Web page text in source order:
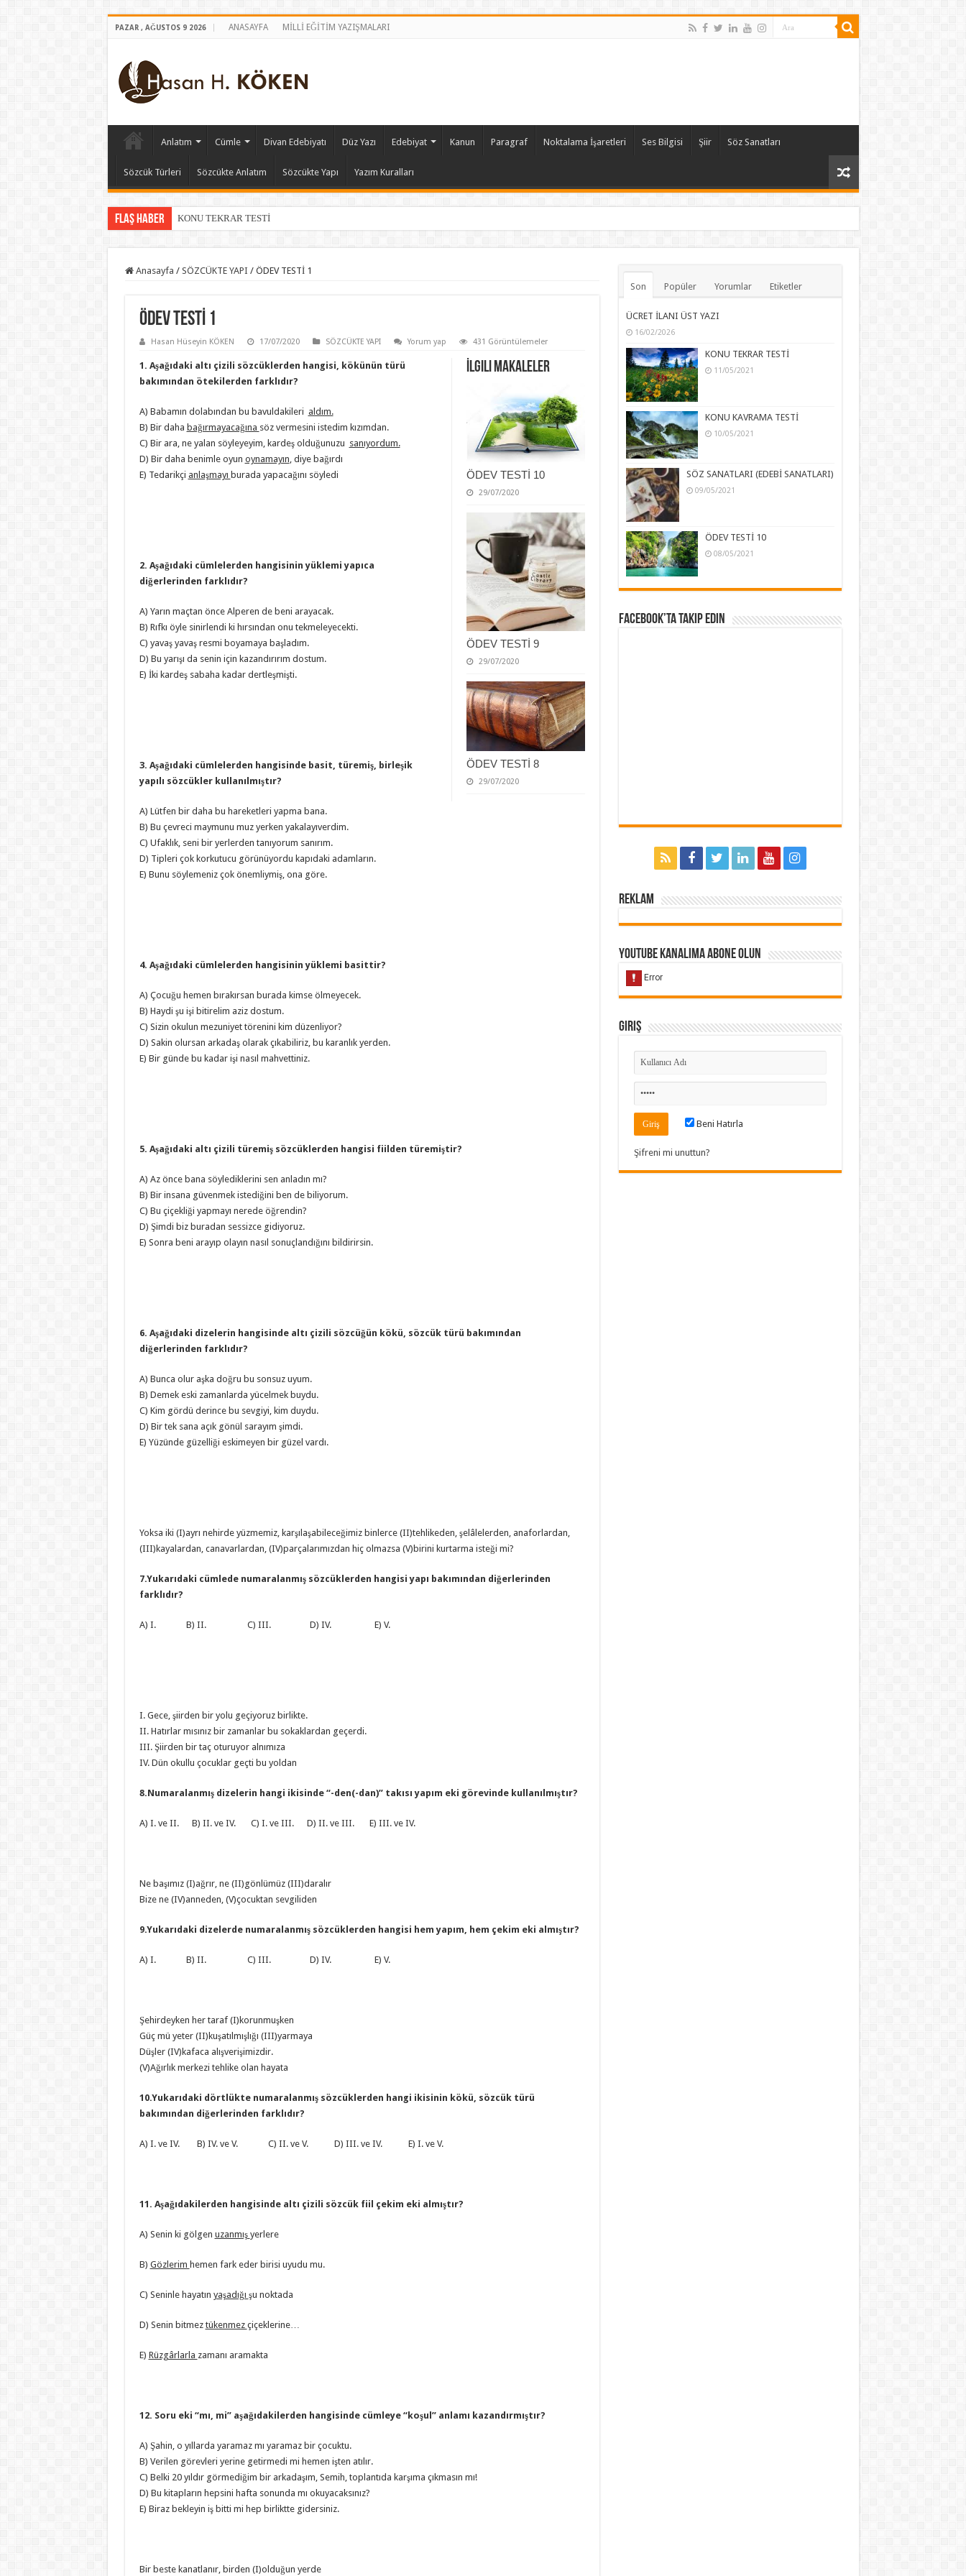
PAZAR , AĞUSTOS 9 2026 ANASAYFA MİLLİ EĞİTİM YAZIŞMALARI
Anlatım Cümle Divan Edebiyatı Düz Yazı Edebiyat Kanun Paragraf Noktalama İşaretleri Ses Bilgisi Şiir Söz Sanatları
Sözcük Türleri Sözcükte Anlatım Sözcükte Yapı Yazım Kuralları
Flaş Haber KONU TEKRAR TESTİ
Anasayfa / SÖZCÜKTE YAPI / ÖDEV TESTİ 1
ÖDEV TESTİ 1
Hasan Hüseyin KÖKEN 17/07/2020 SÖZCÜKTE YAPI Yorum yap 431 Görüntülemeler
İlgili Makaleler
ÖDEV TESTİ 10
29/07/2020
ÖDEV TESTİ 9
29/07/2020
ÖDEV TESTİ 8
29/07/2020
1. Aşağıdaki altı çizili sözcüklerden hangisi, kökünün türü
bakımından ötekilerden farklıdır?
A) Babamın dolabından bu bavuldakileri aldım.
B) Bir daha bağırmayacağına söz vermesini istedim kızımdan.
C) Bir ara, ne yalan söyleyeyim, kardeş olduğunuzu sanıyordum.
D) Bir daha benimle oyun oynamayın, diye bağırdı
E) Tedarikçi anlaşmayı burada yapacağını söyledi
2. Aşağıdaki cümlelerden hangisinin yüklemi yapıca
diğerlerinden farklıdır?
A) Yarın maçtan önce Alperen de beni arayacak.
B) Rıfkı öyle sinirlendi ki hırsından onu tekmeleyecekti.
C) yavaş yavaş resmi boyamaya başladım.
D) Bu yarışı da senin için kazandırırım dostum.
E) İki kardeş sabaha kadar dertleşmişti.
3. Aşağıdaki cümlelerden hangisinde basit, türemiş, birleşik
yapılı sözcükler kullanılmıştır?
A) Lütfen bir daha bu hareketleri yapma bana.
B) Bu çevreci maymunu muz yerken yakalayıverdim.
C) Ufaklık, seni bir yerlerden tanıyorum sanırım.
D) Tipleri çok korkutucu görünüyordu kapıdaki adamların.
E) Bunu söylemeniz çok önemliymiş, ona göre.
4. Aşağıdaki cümlelerden hangisinin yüklemi basittir?
A) Çocuğu hemen bırakırsan burada kimse ölmeyecek.
B) Haydi şu işi bitirelim aziz dostum.
C) Sizin okulun mezuniyet törenini kim düzenliyor?
D) Sakin olursan arkadaş olarak çıkabiliriz, bu karanlık yerden.
E) Bir günde bu kadar işi nasıl mahvettiniz.
5. Aşağıdaki altı çizili türemiş sözcüklerden hangisi fiilden türemiştir?
A) Az önce bana söylediklerini sen anladın mı?
B) Bir insana güvenmek istediğini ben de biliyorum.
C) Bu çiçekliği yapmayı nerede öğrendin?
D) Şimdi biz buradan sessizce gidiyoruz.
E) Sonra beni arayıp olayın nasıl sonuçlandığını bildirirsin.
6. Aşağıdaki dizelerin hangisinde altı çizili sözcüğün kökü, sözcük türü bakımından
diğerlerinden farklıdır?
A) Bunca olur aşka doğru bu sonsuz uyum.
B) Demek eski zamanlarda yücelmek buydu.
C) Kim gördü derince bu sevgiyi, kim duydu.
D) Bir tek sana açık gönül sarayım şimdi.
E) Yüzünde güzelliği eskimeyen bir güzel vardı.
Yoksa iki (I)ayrı nehirde yüzmemiz, karşılaşabileceğimiz binlerce (II)tehlikeden, şelâlelerden, anaforlardan,
(III)kayalardan, canavarlardan, (IV)parçalarımızdan hiç olmazsa (V)birini kurtarma isteği mi?
7.Yukarıdaki cümlede numaralanmış sözcüklerden hangisi yapı bakımından diğerlerinden
farklıdır?
A) I. B) II. C) III. D) IV. E) V.
I. Gece, şiirden bir yolu geçiyoruz birlikte.
II. Hatırlar mısınız bir zamanlar bu sokaklardan geçerdi.
III. Şiirden bir taç oturuyor alnımıza
IV. Dün okullu çocuklar geçti bu yoldan
8.Numaralanmış dizelerin hangi ikisinde “-den(-dan)” takısı yapım eki görevinde kullanılmıştır?
A) I. ve II. B) II. ve IV. C) I. ve III. D) II. ve III. E) III. ve IV.
Ne başımız (I)ağrır, ne (II)gönlümüz (III)daralır
Bize ne (IV)anneden, (V)çocuktan sevgiliden
9.Yukarıdaki dizelerde numaralanmış sözcüklerden hangisi hem yapım, hem çekim eki almıştır?
A) I. B) II. C) III. D) IV. E) V.
Şehirdeyken her taraf (I)korunmuşken
Güç mü yeter (II)kuşatılmışlığı (III)yarmaya
Düşler (IV)kafaca alışverişimizdir.
(V)Ağırlık merkezi tehlike olan hayata
10.Yukarıdaki dörtlükte numaralanmış sözcüklerden hangi ikisinin kökü, sözcük türü
bakımından diğerlerinden farklıdır?
A) I. ve IV. B) IV. ve V. C) II. ve V. D) III. ve IV. E) I. ve V.
11. Aşağıdakilerden hangisinde altı çizili sözcük fiil çekim eki almıştır?
A) Senin ki gölgen uzanmış yerlere
B) Gözlerim hemen fark eder birisi uyudu mu.
C) Seninle hayatın yaşadığı şu noktada
D) Senin bitmez tükenmez çiçeklerine…
E) Rüzgârlarla zamanı aramakta
12. Soru eki “mı, mi” aşağıdakilerden hangisinde cümleye “koşul” anlamı kazandırmıştır?
A) Şahin, o yıllarda yaramaz mı yaramaz bir çocuktu.
B) Verilen görevleri yerine getirmedi mi hemen işten atılır.
C) Belki 20 yıldır görmediğim bir arkadaşım, Semih, toplantıda karşıma çıkmasın mı!
D) Bu kitapların hepsini hafta sonunda mı okuyacaksınız?
E) Biraz bekleyin iş bitti mi hep birliktte gidersiniz.
Bir beste kanatlanır, birden (I)olduğun yerde
Son Popüler Yorumlar Etiketler
ÜCRET İLANI ÜST YAZI
16/02/2026
KONU TEKRAR TESTİ
11/05/2021
KONU KAVRAMA TESTİ
10/05/2021
SÖZ SANATLARI (EDEBİ SANATLARI)
09/05/2021
ÖDEV TESTİ 10
08/05/2021
Facebook’ta Takip Edin
Reklam
Youtube Kanalıma Abone Olun
Giriş
Beni Hatırla
Şifreni mi unuttun?